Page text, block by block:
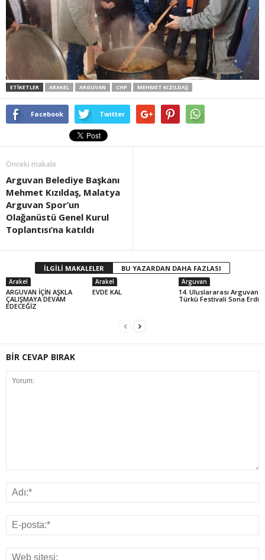
ETİKETLER ARAKEL ARGUVAN CHP MEHMET KIZILDAŞ
Facebook Twitter
Önceki makale
Arguvan Belediye Başkanı
Mehmet Kızıldaş, Malatya
Arguvan Spor’un
Olağanüstü Genel Kurul
Toplantısı’na katıldı
İLGİLİ MAKALELER BU YAZARDAN DAHA FAZLASI
Arakel
ARGUVAN İÇİN AŞKLA
ÇALIŞMAYA DEVAM
EDECEĞİZ
Arakel
EVDE KAL
Arguvan
14. Uluslararası Arguvan
Türkü Festivali Sona Erdi
BİR CEVAP BIRAK